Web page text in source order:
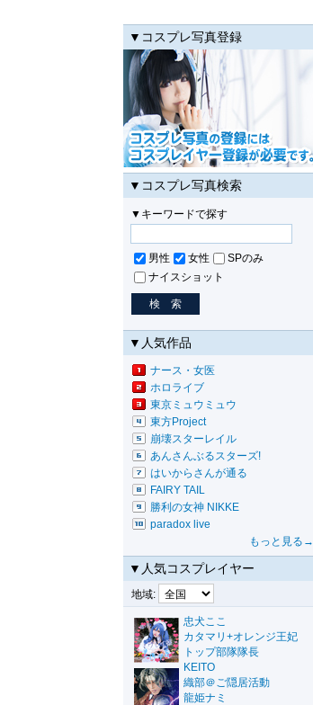
▼コスプレ写真登録
▼コスプレ写真検索
▼キーワードで探す
男性 女性
SPのみ
ナイスショット
▼人気作品
ナース・女医
ホロライブ
東京ミュウミュウ
東方Project
崩壊スターレイル
あんさんぶるスターズ!
はいからさんが通る
FAIRY TAIL
勝利の女神 NIKKE
paradox live
もっと見る→
▼人気コスプレイヤー
地域:
忠犬ここ
カタマリ+オレンジ王妃
トップ部隊隊長
KEITO
織部＠ご隠居活動
龍姫ナミ